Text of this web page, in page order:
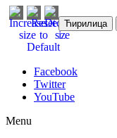
Ћирилица
Facebook
Twitter
YouTube
Menu